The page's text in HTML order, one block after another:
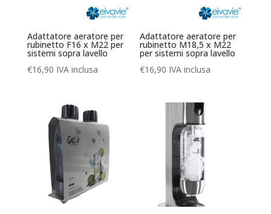
Adattatore aeratore per
rubinetto F16 x M22 per
sistemi sopra lavello
€16,90 IVA inclusa
Adattatore aeratore per
rubinetto M18,5 x M22
per sistemi sopra lavello
€16,90 IVA inclusa